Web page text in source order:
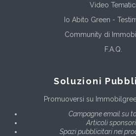
Video Tematici
Io Abito Green -
Community di
F.A.Q.
Soluzioni
Promuoversi su
Campagne email su
Articoli
Spazi pubblicitari nei